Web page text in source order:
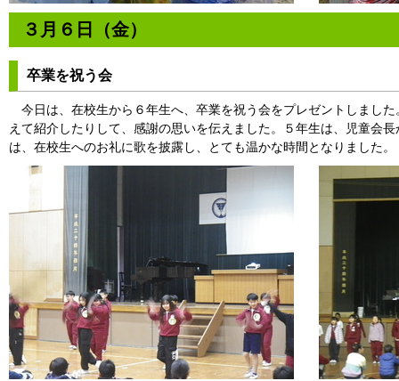
３月６日（金）
卒業を祝う会
今日は、在校生から６年生へ、卒業を祝う会をプレゼントしまし
えて紹介したりして、感謝の思いを伝えました。５年生は、児童会
は、在校生へのお礼に歌を披露し、とても温かな時間となりました。